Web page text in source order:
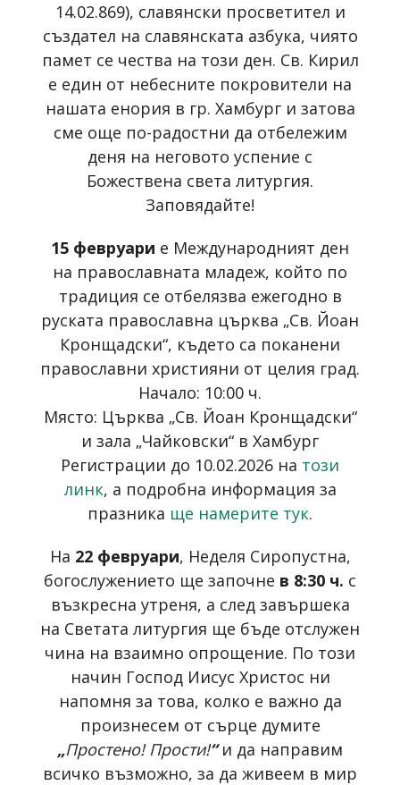
14.02.869), славянски просветител и
създател на славянската азбука, чиято
памет се чества на този ден. Св. Кирил
е един от небесните покровители на
нашата енория в гр. Хамбург и затова
сме още по-радостни да отбележим
деня на неговото успение с
Божествена света литургия.
Заповядайте!
15 февруари е Международният ден
на православната младеж, който по
традиция се отбелязва ежегодно в
руската православна църква „Св. Йоан
Кронщадски“, където са поканени
православни християни от целия град.
Начало: 10:00 ч.
Място: Църква „Св. Йоан Кронщадски“
и зала „Чайковски“ в Хамбург
Регистрации до 10.02.2026 на този
линк, а подробна информация за
празника ще намерите тук.
На 22 февруари, Неделя Сиропустна,
богослужението ще започне в 8:30 ч. с
възкресна утреня, а след завършека
на Светата литургия ще бъде отслужен
чина на взаимно опрощение. По този
начин Господ Иисус Христос ни
напомня за това, колко е важно да
произнесем от сърце думите
„Простено! Прости!“и да направим
всичко възможно, за да живеем в мир